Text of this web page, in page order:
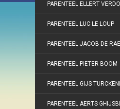
PARENTEEL ELLERT
PARENTEEL LUC LE LOUP
PARENTEEL JACOB DE
PARENTEEL PIETER BOOM
PARENTEEL GIJS
PARENTEEL AERTS